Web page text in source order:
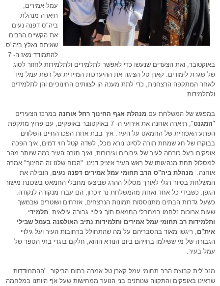
עמל אמירים,
תיארה מנהלת
ביה"ס דפנה נעים
את הקשיים הרבים
שאיתם נאלץ ביה"ס
להתמודד מאז ה- 7
באוקטובר, ואת הצעדים שנעשו כדי לאפשר לתלמידים ולתלמידות לחזור לסוג
של שגרת לימודים. קארן טל הציגה את ההיערכות המיידית של רשת עמל מיד
לאחר המתקפה הרצחנית, כדי לתת מענה הן לצוותים החינוכיים והן לתלמידים
ולתלמידות.
במפגש של המשלחת עם מנהלת אגף החינוך רחל אוחנהבמרכז הצעירים
המגנט
", תיארה אוחנה את אירועי ה- 7 באוקטובר באופקים, עם פרוץ מתקפת
הפתע האכזרית של החמאס על העיר. איך בבת אחת הפכו החיים השלווים
בבוקרו של חג שמחת תורה לסיוט נורא מכל, לשדה קטל רווי דמים, איך הפכה
אופקים בעל כורחה לעיר של גיבורים וגיבורות, ואיך חזרה העיר כמה שיותר מהר
למסלול תחת מנהיגותו של ראש העיר איציק דנינו. "הכוח שלנו זה החינוך" אמרה
אוחנה.
מנהלת ביה"ס הרב תחומי עמל אמירים דפנה נעים, הובילה את
המשלחת בסיור רגלי לאורך מסלול ההרג שביצעו מחבלי החמאס בשכונת מישור
הגפן. כשבידי כל אחד ואחת מהמשלחת נר זיכרון, הם עברו מנקודה לנקודה,
כשעל גדרות הבתים מתנוססות תמונות הנרצחים, אזרחים ושוטרים שבמשך
שעות ארוכות נלחמו במחבלי החמאס תוך גילויי גבורה עילאית.תלמידי
ותלמידות רב תחומי עמל אמירים ותלמידות נתיב האולפנה בעמל שבילי
אית"ם, ריגשו מאוד בהסבריהם על מה שהתחולל ברחובות העיר ועל גילויי
הגבורה של מי ששילמו בחייהם ביום הנורא ההוא, חלקם בוגרי בתי הספר של
עמל בעיר.
מנכ"לית קבוצת הרב תחומי עמל קארן טל אמרה בתום הביקור: "ההתמודדות
שראינו באופקים והתקווה שנותנים בני הנוער ממחישות שעל אף היותנו במלחמה